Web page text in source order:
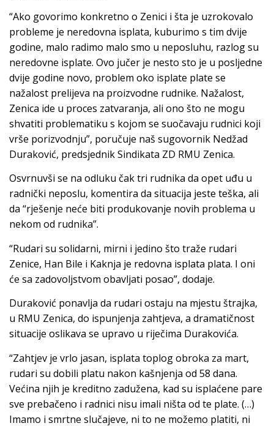
“Ako govorimo konkretno o Zenici i šta je uzrokovalo
probleme je neredovna isplata, kuburimo s tim dvije
godine, malo radimo malo smo u neposluhu, razlog su
neredovne isplate. Ovo jučer je nesto sto je u posljedne
dvije godine novo, problem oko isplate plate se
nažalost prelijeva na proizvodne rudnike. Nažalost,
Zenica ide u proces zatvaranja, ali ono što ne mogu
shvatiti problematiku s kojom se suočavaju rudnici koji
vrše porizvodnju”, poručuje naš sugovornik Nedžad
Duraković, predsjednik Sindikata ZD RMU Zenica.
Osvrnuvši se na odluku čak tri rudnika da opet uđu u
radnički neposlu, komentira da situacija jeste teška, ali
da “rješenje neće biti produkovanje novih problema u
nekom od rudnika”.
“Rudari su solidarni, mirni i jedino što traže rudari
Zenice, Han Bile i Kaknja je redovna isplata plata. I oni
će sa zadovoljstvom obavljati posao”, dodaje.
Duraković ponavlja da rudari ostaju na mjestu štrajka,
u RMU Zenica, do ispunjenja zahtjeva, a dramatičnost
situacije oslikava se upravo u riječima Durakovića.
“Zahtjev je vrlo jasan, isplata toplog obroka za mart,
rudari su dobili platu nakon kašnjenja od 58 dana.
Većina njih je kreditno zadužena, kad su isplaćene pare
sve prebačeno i radnici nisu imali ništa od te plate. (…)
Imamo i smrtne slučajeve, ni to ne možemo platiti, ni